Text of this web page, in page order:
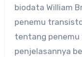
biodata William
penemu
tentang penemu
penjelasannya